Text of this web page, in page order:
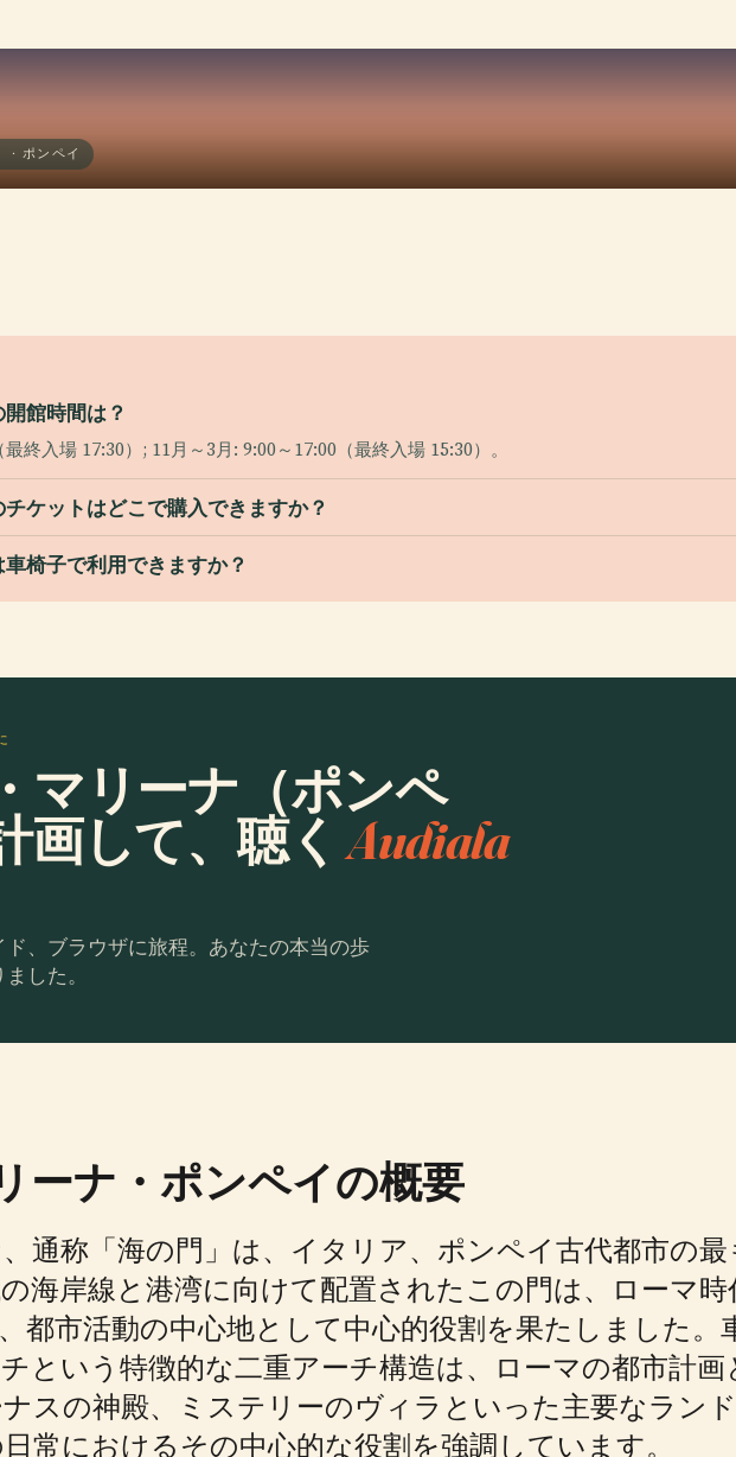
· ポンペイ
館時間は？
終入場 17:30）; 11月～3月: 9:00～17:00（最終入場 15:30）。
ケットはどこで購入できますか？
椅子で利用できますか？
マリーナ（ポンペ
画して、聴くAudiala
、ブラウザに旅程。あなたの本当の歩
した。
ーナ・ポンペイの概要
通称「海の門」は、イタリア、ポンペイ古代都市の
海岸線と港湾に向けて配置されたこの門は、ローマ
都市活動の中心地として中心的役割を果たしました
という特徴的な二重アーチ構造は、ローマの都市計
スの神殿、ミステリーのヴィラといった主要なラン
常におけるその中心的な役割を強調しています。